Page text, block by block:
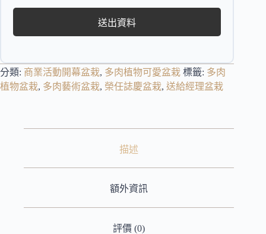
送出資料
分類: 商業活動開幕盆栽, 多肉植物可愛盆栽 標籤: 多肉
植物盆栽, 多肉藝術盆栽, 榮任誌慶盆栽, 送給經理盆栽
描述
額外資訊
評價 (0)